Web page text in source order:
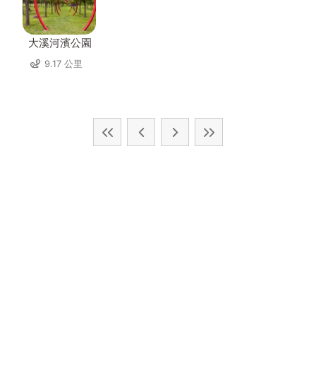
大溪河濱公園
9.17 公里